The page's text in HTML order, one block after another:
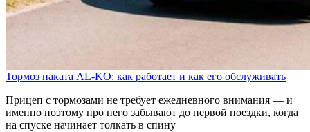
Тормоз наката AL-KO: как работает и как его обслуживать
Прицеп с тормозами не требует ежедневного внимания — и
именно поэтому про него забывают до первой поездки, когда
на спуске начинает толкать в спину